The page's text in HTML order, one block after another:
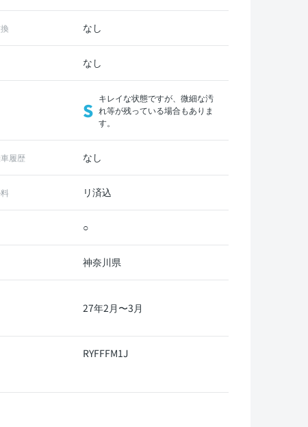
なし
なし
S
キレイな状態ですが、微細な汚
れ等が残っている場合もありま
す。
履歴 なし
リ済込
○
神奈川県
27年2月〜3月
RYFFFM1J